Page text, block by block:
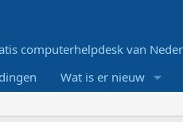
computerhelpdesk van
Wat is er nieuw